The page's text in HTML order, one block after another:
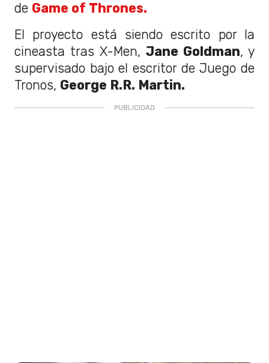
de Game of Thrones.
El proyecto está siendo escrito por la
cineasta tras X-Men, Jane Goldman, y
supervisado bajo el escritor de Juego de
Tronos, George R.R. Martin.